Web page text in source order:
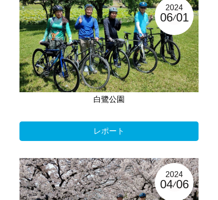
2024
06 01
白鷺公園
レポート
2024
04 06